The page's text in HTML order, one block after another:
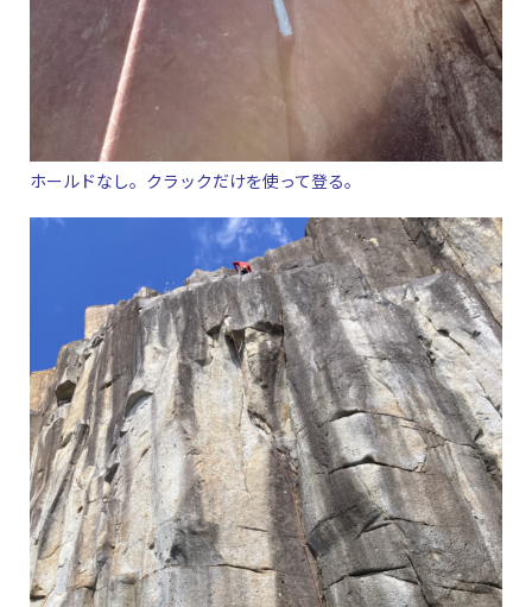
ホールドなし。クラックだけを使って登る。